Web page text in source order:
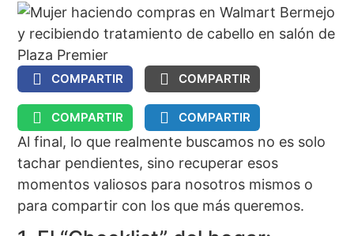
COMPARTIR COMPARTIR
COMPARTIR COMPARTIR
Al final, lo que realmente buscamos no es solo
tachar pendientes, sino recuperar esos
momentos valiosos para nosotros mismos o
para compartir con los que más queremos.